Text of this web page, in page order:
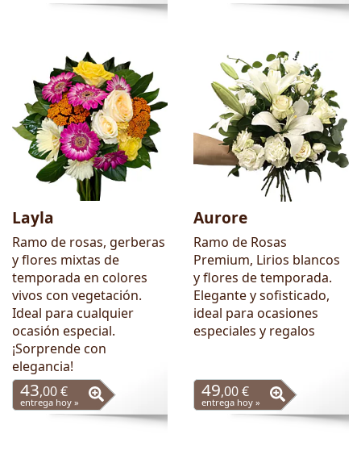
Layla
Ramo de rosas, gerberas
y flores mixtas de
temporada en colores
vivos con vegetación.
Ideal para cualquier
ocasión especial.
¡Sorprende con
elegancia!
43,00 €
entrega hoy »
Aurore
Ramo de Rosas
Premium, Lirios blancos
y flores de temporada.
Elegante y sofisticado,
ideal para ocasiones
especiales y regalos
49,00 €
entrega hoy »